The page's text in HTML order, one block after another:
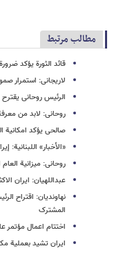
مطالب مرتبط
قائد الثورة یؤکد
لاریجانی: استمرار
الرئیس روحانی یقترح ان یکون ال 18 من دیسمبر
روحانی: لابد من
صالحی یؤکد امکانیة
«الأخبار» اللبنانیة:
روحانی: میزانیة
عبداللهیان: ایران
نهاوندیان: اقتراح
المشترک
اختتام اعمال
ایران تشید بعملیة